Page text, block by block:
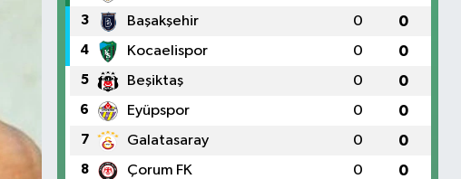
3 Başakşehir 0 0
4 Kocaelispor 0 0
5 Beşiktaş 0 0
6 Eyüpspor 0 0
7 Galatasaray 0 0
8 Çorum FK 0 0